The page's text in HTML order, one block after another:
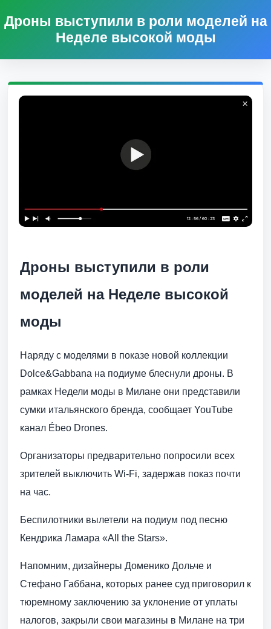
Дроны выступили в роли моделей на
Неделе высокой моды
Дроны выступили в роли
моделей на Неделе высокой
моды
Наряду с моделями в показе новой коллекции
Dolce&Gabbana на подиуме блеснули дроны. В
рамках Недели моды в Милане они представили
сумки итальянского бренда, сообщает YouTube
канал Ébeo Drones.
Организаторы предварительно попросили всех
зрителей выключить Wi-Fi, задержав показ почти
на час.
Беспилотники вылетели на подиум под песню
Кендрика Ламара «All the Stars».
Напомним, дизайнеры Доменико Дольче и
Стефано Габбана, которых ранее суд приговорил к
тюремному заключению за уклонение от уплаты
налогов, закрыли свои магазины в Милане на три